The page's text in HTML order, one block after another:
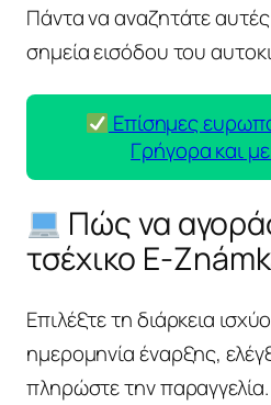
Πάντα να αναζητάτε αυτές
σημεία εισόδου του
Επίσημες
Γρήγορα και
Πώς να
τσέχικο E-
Επιλέξτε τη διάρκεια
ημερομηνία έναρξης,
πληρώστε την